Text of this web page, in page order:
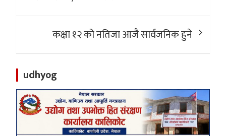
कक्षा १२ को नतिजा आजै सार्वजनिक हुने
udhyog